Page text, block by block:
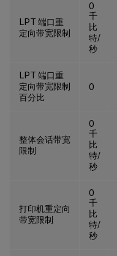
LPT 端口重
定向带宽限制
0
千
比
特/
秒
LPT 端口重
定向带宽限制
百分比
0
整体会话带宽
限制
0
千
比
特/
秒
打印机重定向
带宽限制
0
千
比
特/
秒